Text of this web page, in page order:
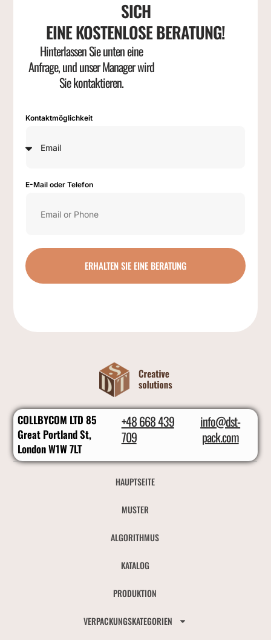
SICH
EINE KOSTENLOSE BERATUNG!
Hinterlassen Sie unten eine
Anfrage, und unser Manager wird
Sie kontaktieren.
Kontaktmöglichkeit
E-Mail oder Telefon
ERHALTEN SIE EINE BERATUNG
COLLBYCOM LTD 85
Great Portland St,
London W1W 7LT
+48 668 439
709
info@dst-
pack.com
HAUPTSEITE
MUSTER
ALGORITHMUS
KATALOG
PRODUKTION
VERPACKUNGSKATEGORIEN